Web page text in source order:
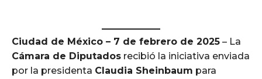
Ciudad de México – 7 de febrero de 2025 – La
Cámara de Diputados recibió la iniciativa enviada
por la presidenta Claudia Sheinbaum para